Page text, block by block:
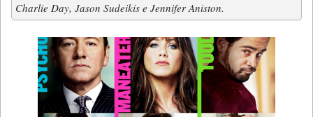
Charlie Day, Jason Sudeikis e Jennifer Aniston.